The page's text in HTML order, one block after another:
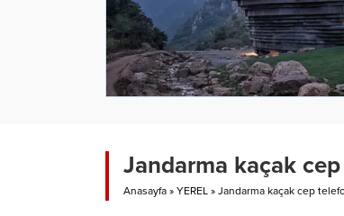
Jandarma kaçak
Anasayfa » YEREL » Jandarma kaçak cep